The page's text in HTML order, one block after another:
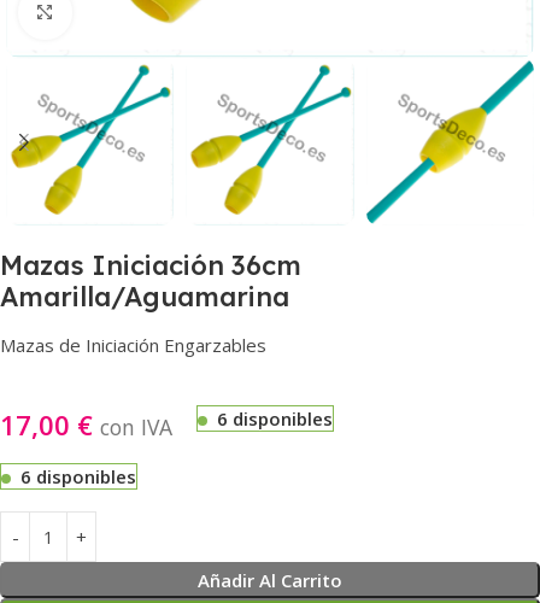
Haga clic para ampliar
Mazas Iniciación 36cm
Amarilla/Aguamarina
Mazas de Iniciación Engarzables
17,00 € con IVA 6 disponibles
6 disponibles
Añadir Al Carrito